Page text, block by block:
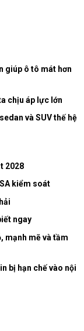
giúp ô tô mát hơn
chịu áp lực lớn
và SUV thế hệ
2028
kiểm soát
ngay
mạnh mẽ và tầm
bị hạn chế vào nội